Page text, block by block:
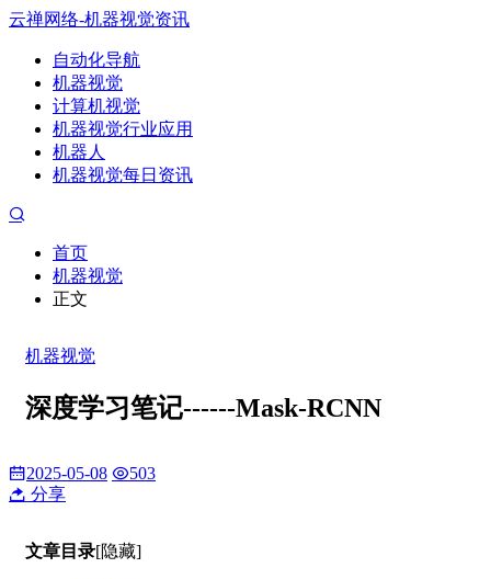
云禅网络-机器视觉资讯
自动化导航
机器视觉
计算机视觉
机器视觉行业应用
机器人
机器视觉每日资讯
首页
机器视觉
正文
机器视觉
深度学习笔记------Mask-RCNN
2025-05-08
503
分享
文章目录[隐藏]